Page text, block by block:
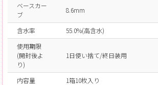
ベースカー
ブ
8.6mm
含水率
55.0%(高含水)
使用期限
(開封後よ
り)
1日使い捨て/終日装用
内容量 1箱10枚入り